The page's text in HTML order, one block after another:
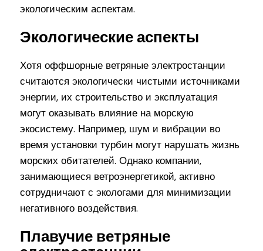
экологическим аспектам.
Экологические аспекты
Хотя оффшорные ветряные электростанции
считаются экологически чистыми источниками
энергии, их строительство и эксплуатация
могут оказывать влияние на морскую
экосистему. Например, шум и вибрации во
время установки турбин могут нарушать жизнь
морских обитателей. Однако компании,
занимающиеся ветроэнергетикой, активно
сотрудничают с экологами для минимизации
негативного воздействия.
Плавучие ветряные